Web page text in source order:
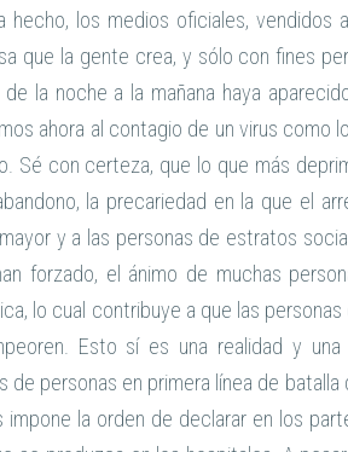
los medios oficiales, vendidos
que la gente crea, y sólo con fines
la noche a la mañana haya
ahora al contagio de un virus como
Sé con certeza, que lo que más
la precariedad en la que el
y a las personas de estratos
forzado, el ánimo de muchas
lo cual contribuye a que las
Esto sí es una realidad y una
personas en primera línea de batalla
la orden de declarar en los